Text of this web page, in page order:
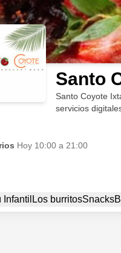
Santo
Santo Coyote
servicios
Hoy 10:00 a 21:00
Infantil Los burritosSnacks